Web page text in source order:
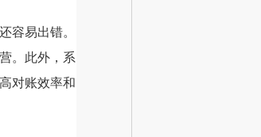
容易出错。
。此外，系
对账效率和